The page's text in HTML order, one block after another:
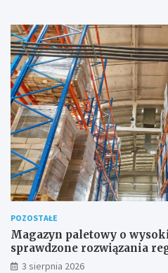
POZOSTAŁE
Magazyn paletowy o
sprawdzone rozwiązania
dla wymagających
3 sierpnia 2026